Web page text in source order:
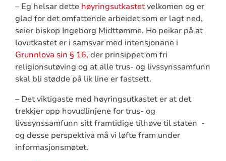
– Eg helsar dette høyringsutkastetvelkomen og er
glad for det omfattende arbeidet som er lagt ned,
seier biskop Ingeborg Midttømme. Ho peikar på at
lovutkastet er i samsvar med intensjonane i
Grunnlova sin § 16, der prinsippet om fri
religionsutøving og at alle trus- og livssynssamfunn
skal bli stødde på lik line er fastsett.
– Det viktigaste med høyringsutkastet er at det
trekkjer opp hovudlinjene for trus- og
livssynssamfunn sitt framtidige tilhøve til staten -
og desse perspektiva må vi løfte fram under
informasjonsmøtet.